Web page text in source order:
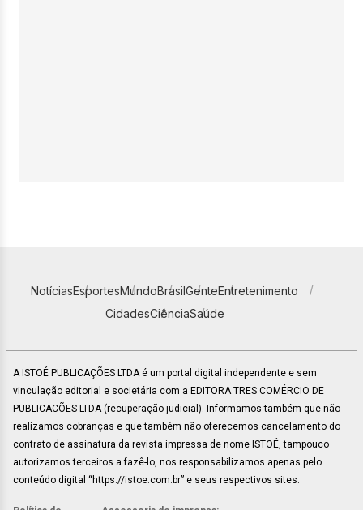
NotíciasEsportesMundoBrasilGenteEntretenimento
CidadesCiênciaSaúde
A ISTOÉ PUBLICAÇÕES LTDA é um portal digital independente e sem
vinculação editorial e societária com a EDITORA TRES COMÉRCIO DE
PUBLICACÕES LTDA (recuperação judicial). Informamos também que não
realizamos cobranças e que também não oferecemos cancelamento do
contrato de assinatura da revista impressa de nome ISTOÉ, tampouco
autorizamos terceiros a fazê-lo, nos responsabilizamos apenas pelo
conteúdo digital “https://istoe.com.br” e seus respectivos sites.